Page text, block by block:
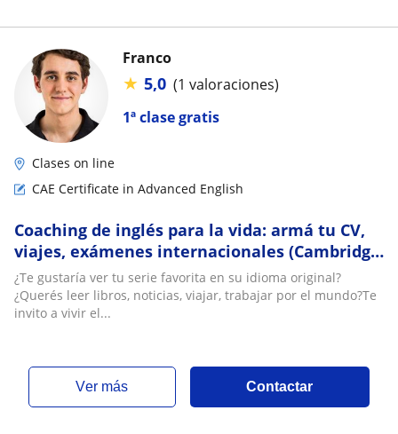
1ª clase gratis
Franco
★ 5,0 (1 valoraciones)
Clases on line
CAE Certificate in Advanced English
Coaching de inglés para la vida: armá tu CV,
viajes, exámenes internacionales (Cambridge
PET/FCE/CAE/Proficiency)
¿Te gustaría ver tu serie favorita en su idioma original?
¿Querés leer libros, noticias, viajar, trabajar por el mundo?Te
invito a vivir el...
ver más Contactar